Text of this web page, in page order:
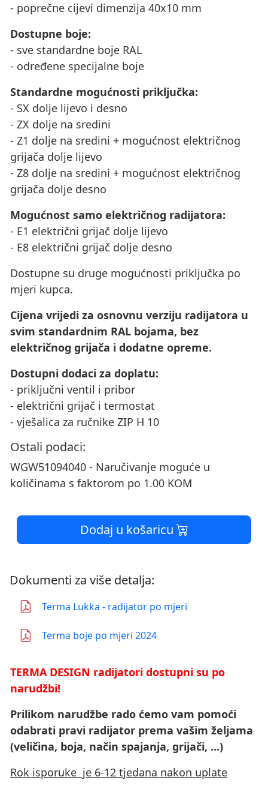
- poprečne cijevi dimenzija 40x10 mm
Dostupne boje:
- sve standardne boje RAL
- određene specijalne boje
Standardne mogućnosti priključka:
- SX dolje lijevo i desno
- ZX dolje na sredini
- Z1 dolje na sredini + mogućnost električnog
grijača dolje lijevo
- Z8 dolje na sredini + mogućnost električnog
grijača dolje desno
Mogućnost samo električnog radijatora:
- E1 električni grijač dolje lijevo
- E8 električni grijač dolje desno
Dostupne su druge mogućnosti priključka po
mjeri kupca.
Cijena vrijedi za osnovnu verziju radijatora u
svim standardnim RAL bojama, bez
električnog grijača i dodatne opreme.
Dostupni dodaci za doplatu:
- priključni ventil i pribor
- električni grijač i termostat
- vješalica za ručnike ZIP H 10
Ostali podaci:
WGW51094040 - Naručivanje moguće u
količinama s faktorom po 1.00 KOM
Dodaj u košaricu
Dokumenti za više detalja:
Terma Lukka - radijator po mjeri
Terma boje po mjeri 2024
TERMA DESIGN radijatori dostupni su po
narudžbi!
Prilikom narudžbe rado ćemo vam pomoći
odabrati pravi radijator prema vašim željama
(veličina, boja, način spajanja, grijači, ...)
Rok isporuke je 6-12 tjedana nakon uplate